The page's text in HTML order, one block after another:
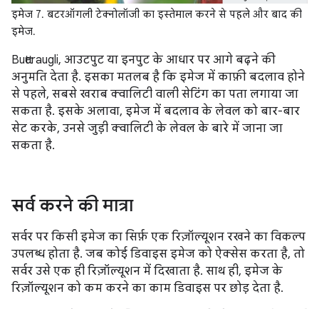
इमेज 7. बटरऑगली टेक्नोलॉजी का इस्तेमाल करने से पहले और बाद की
इमेज.
Butteraugli, आउटपुट या इनपुट के आधार पर आगे बढ़ने की
अनुमति देता है. इसका मतलब है कि इमेज में काफ़ी बदलाव होने
से पहले, सबसे खराब क्वालिटी वाली सेटिंग का पता लगाया जा
सकता है. इसके अलावा, इमेज में बदलाव के लेवल को बार-बार
सेट करके, उनसे जुड़ी क्वालिटी के लेवल के बारे में जाना जा
सकता है.
सर्व करने की मात्रा
सर्वर पर किसी इमेज का सिर्फ़ एक रिज़ॉल्यूशन रखने का विकल्प
उपलब्ध होता है. जब कोई डिवाइस इमेज को ऐक्सेस करता है, तो
सर्वर उसे एक ही रिज़ॉल्यूशन में दिखाता है. साथ ही, इमेज के
रिज़ॉल्यूशन को कम करने का काम डिवाइस पर छोड़ देता है.